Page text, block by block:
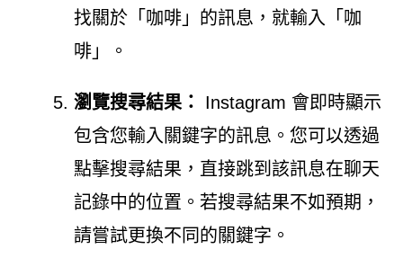
找關於「咖啡」的訊息，就輸入「咖
啡」。
瀏覽搜尋結果：
Instagram 會即時顯示
包含您輸入關鍵字的訊息。您可以透過
點擊搜尋結果，直接跳到該訊息在聊天
記錄中的位置。若搜尋結果不如預期，
請嘗試更換不同的關鍵字。